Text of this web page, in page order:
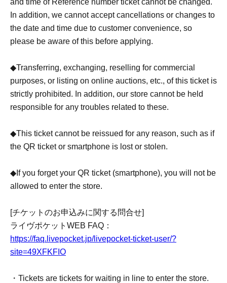
※会員登録について(https://livepocket.jp/help/about)
・チケットの申し込み完了後は、申込日時の変更はでき
お客様のご都合によるキャンセル、日時の変更はお受け
できませんので、ご了承の上、お申込みいただきますよ
う何卒お願い申し上げます。
オークション等への出品は、固くお断りしております。
また、これらに関するトラブルにおきまして、当店では
・QRチケット、スマートフォンの紛失・盗難等、いかな
・QRチケットをお忘れの場合もご入店をお断りさせてい
ただきます。
In addition, we cannot accept cancellations or changes to
the date and time due to customer convenience, so
please be aware of this before applying.
◆Transferring, exchanging, reselling for commercial
purposes, or listing on online auctions, etc., of this ticket is
strictly prohibited. In addition, our store cannot be held
responsible for any troubles related to these.
◆This ticket cannot be reissued for any reason, such as if
the QR ticket or smartphone is lost or stolen.
◆If you forget your QR ticket (smartphone), you will not be
allowed to enter the store.
[チケットのお申込みに関する問合せ]
ライヴポケットWEB FAQ：
https://faq.livepocket.jp/livepocket-ticket-user/?
site=49XFKFIO
・Tickets are tickets for waiting in line to enter the store.